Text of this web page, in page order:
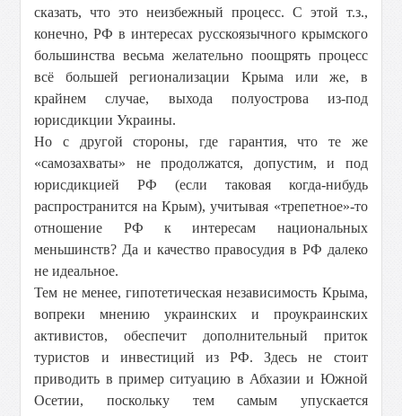
сказать, что это неизбежный процесс. С этой т.з.,
конечно, РФ в интересах русскоязычного крымского
большинства весьма желательно поощрять процесс
всё большей регионализации Крыма или же, в
крайнем случае, выхода полуострова из-под
юрисдикции Украины.
Но с другой стороны, где гарантия, что те же
«самозахваты» не продолжатся, допустим, и под
юрисдикцией РФ (если таковая когда-нибудь
распространится на Крым), учитывая «трепетное»-то
отношение РФ к интересам национальных
меньшинств? Да и качество правосудия в РФ далеко
не идеальное.
Тем не менее, гипотетическая независимость Крыма,
вопреки мнению украинских и проукраинских
активистов, обеспечит дополнительный приток
туристов и инвестиций из РФ. Здесь не стоит
приводить в пример ситуацию в Абхазии и Южной
Осетии, поскольку тем самым упускается